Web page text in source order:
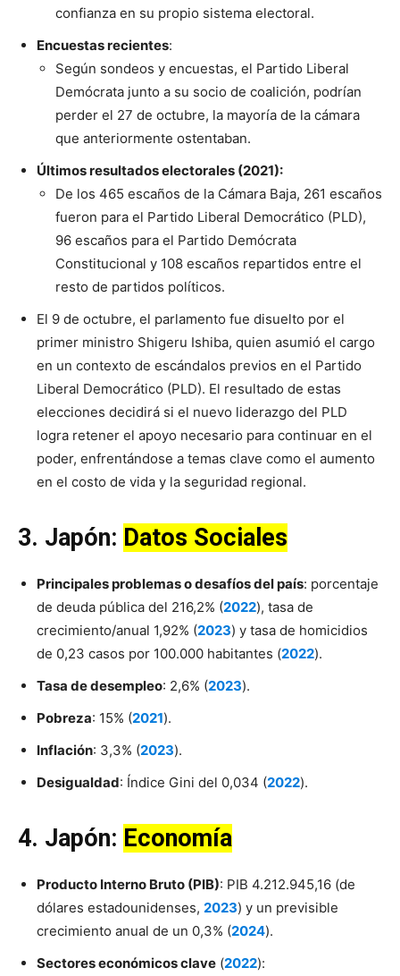
confianza en su propio sistema electoral.
Encuestas recientes:
Según sondeos y encuestas, el Partido Liberal
Demócrata junto a su socio de coalición, podrían
perder el 27 de octubre, la mayoría de la cámara
que anteriormente ostentaban.
Últimos resultados electorales (2021):
De los 465 escaños de la Cámara Baja, 261 escaños
fueron para el Partido Liberal Democrático (PLD),
96 escaños para el Partido Demócrata
Constitucional y 108 escaños repartidos entre el
resto de partidos políticos.
El 9 de octubre, el parlamento fue disuelto por el
primer ministro Shigeru Ishiba, quien asumió el cargo
en un contexto de escándalos previos en el Partido
Liberal Democrático (PLD). El resultado de estas
elecciones decidirá si el nuevo liderazgo del PLD
logra retener el apoyo necesario para continuar en el
poder, enfrentándose a temas clave como el aumento
en el costo de vida y la seguridad regional.
3. Japón: Datos Sociales
Principales problemas o desafíos del país: porcentaje
de deuda pública del 216,2% (2022), tasa de
crecimiento/anual 1,92% (2023) y tasa de homicidios
de 0,23 casos por 100.000 habitantes (2022).
Tasa de desempleo: 2,6% (2023).
Pobreza: 15% (2021).
Inflación: 3,3% (2023).
Desigualdad: Índice Gini del 0,034 (2022).
4. Japón: Economía
Producto Interno Bruto (PIB): PIB 4.212.945,16 (de
dólares estadounidenses, 2023) y un previsible
crecimiento anual de un 0,3% (2024).
Sectores económicos clave (2022):